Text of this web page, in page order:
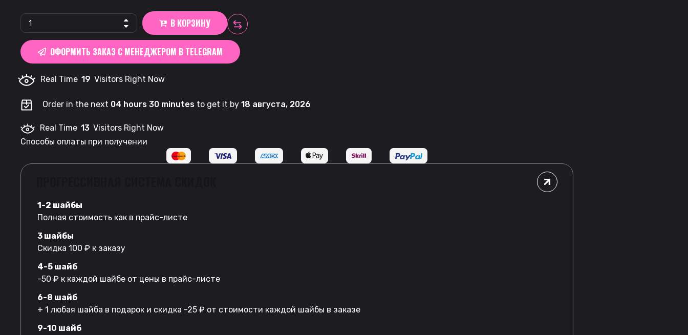
KASTA
666
Локдаун
Личи
В КОРЗИНУ
ОФОРМИТЬ ЗАКАЗ С МЕНЕДЖЕРОМ В TELEGRAM
Real Time 19 Visitors Right Now
Order in the next 04 hours 30 minutes to get it by 18 августа, 2026
Real Time 13 Visitors Right Now
Способы оплаты при получении
1-2 шайбы
Полная стоимость как в прайс-листе
3 шайбы
Скидка 100 ₽ к заказу
4-5 шайб
-50 ₽ к каждой шайбе от цены в прайс-листе
6-8 шайб
+ 1 любая шайба в подарок и скидка -25 ₽ от стоимости каждой шайбы в заказе
9-10 шайб